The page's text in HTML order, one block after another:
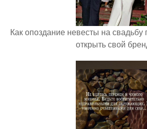
Как опоздание невесты на свадьбу
открыть свой